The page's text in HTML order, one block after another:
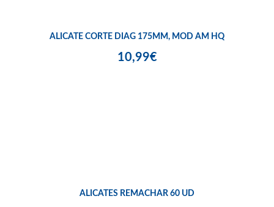
ALICATE CORTE DIAG 175MM, MOD AM HQ
10,99€
ALICATES REMACHAR 60 UD